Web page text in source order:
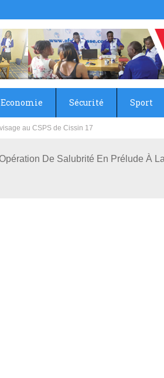
Economie Sécurité Sport
Police nationale offre des vacances éducatives
De Salubrité En Prélude À